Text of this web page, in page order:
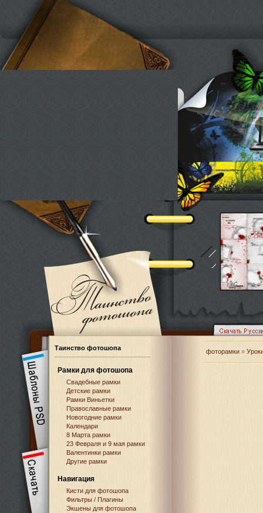
Таинство фотошопа
Рамки для фотошопа
Свадебные рамки
Детские рамки
Рамки Виньетки
Православные рамки
Новогодние рамки
Календари
8 Марта рамки
23 Февраля и 9 мая рамки
Валентинки рамки
Другие рамки
Навигация
Кисти для фотошопа
Фильтры / Плагины
Экшены для фотошопа
фоторамки »